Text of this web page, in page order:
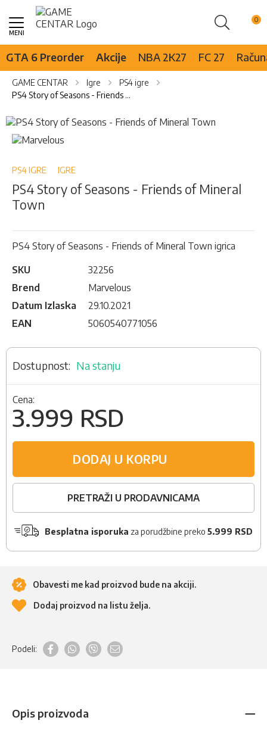
Pretraži
Skip
Content
GTA 6 Preorder Akcije NBA 2K27 FC 27
GAME CENTAR Igre
PS4 igre
PS4 Story of Seasons - Friends of Mineral Town
Skip
to
the
of
images
gallery
Skip
to
beginning
the
images
PS4 IGRE IGRE
PS4 Story of Seasons - Friends of Mineral
Town
PS4 Story of Seasons - Friends of Mineral Town igrica
SKU
32256
Brend
Marvelous
Datum Izlaska
29.10.2021
EAN
5060540771056
Na stanju
Cena:
3.999 RSD
DODAJ U KORPU
PRETRAŽI U PRODAVNICAMA
Besplatna isporuka za porudžbine preko 5.999 RSD
Obavesti me kad proizvod bude na akciji.
Dodaj proizvod na listu želja.
Podeli:
Opis proizvoda